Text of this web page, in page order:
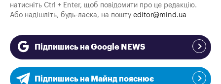
натисніть Ctrl + Enter, щоб повідомити про це редакцію.
Або надішліть, будь-ласка, на пошту editor@mind.ua
Підпишись на Google NEWS
Підпишись на Майнд пояснює